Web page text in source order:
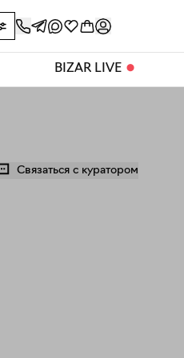
BIZAR LIVE ⬤
Связаться с куратором